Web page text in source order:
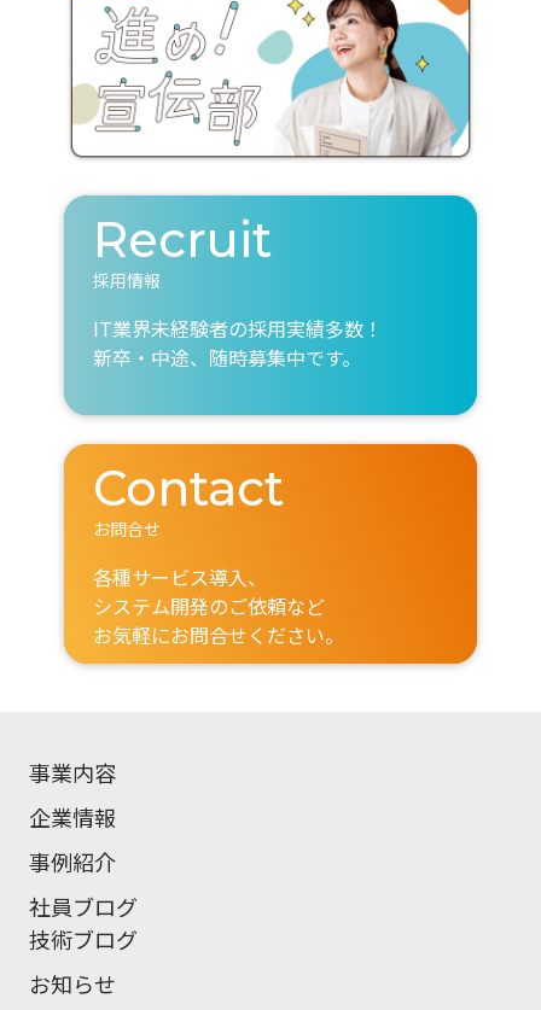
Recruit
採用情報
IT業界未経験者の採用実績多数！
新卒・中途、随時募集中です。
Contact
お問合せ
各種サービス導入、
システム開発のご依頼など
お気軽にお問合せください。
事業内容
企業情報
事例紹介
社員ブログ
技術ブログ
お知らせ